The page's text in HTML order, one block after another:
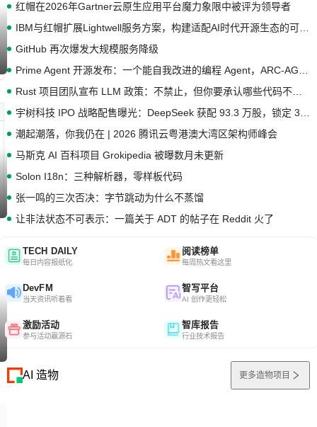
红帽在2026年Gartner云原生应用平台魔力象限中被评为领导者
GitHub 再次爆发大规模服务降级
潮起潮落，你我仍在 | 2026 腾讯云粤港澳大湾区架构师峰会
马斯克 AI 百科项目 Grokipedia 被曝数月未更新
Solon I18n：三种解析器，零样板代码
张一鸣的三次否决：字节跳动为什么不蒸馏
让非法状态不可表示：一篇关于 ADT 的帖子在 Reddit 火了
TECH DAILY
每日内容报纸化
阅读榜单
每周热文看这里
DevFM
当天资讯听着看
智写平台
AI 创作更轻松
激励活动
参与活动赢源石
智库报告
行业技术报告
AI 造物 更多造物项目